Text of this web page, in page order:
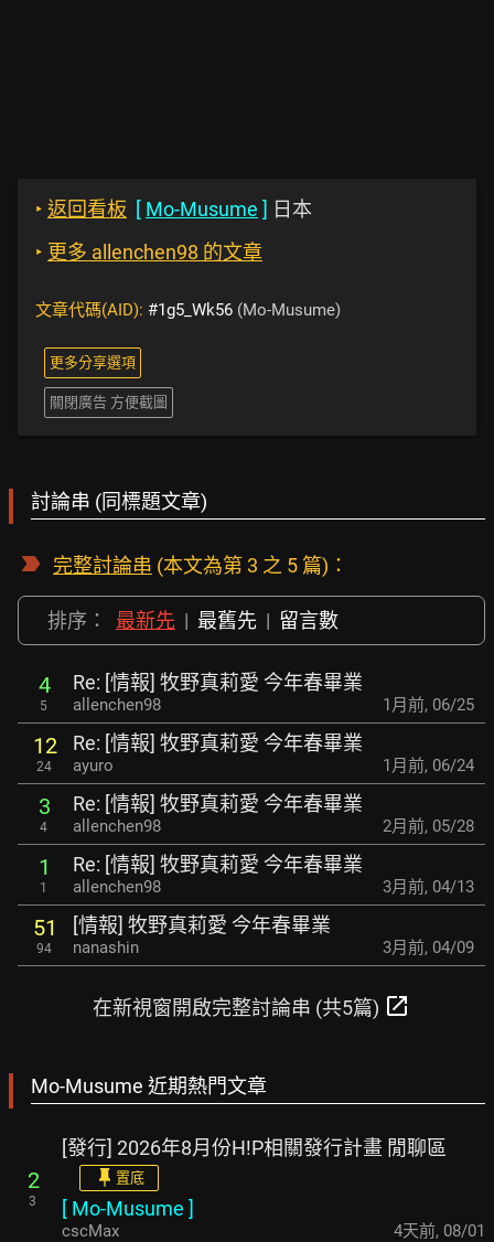
‣ 返回看板 [ Mo-Musume ] 日本
‣ 更多 allenchen98 的文章
文章代碼(AID): #1g5_Wk56 (Mo-Musume)
更多分享選項
關閉廣告 方便截圖
討論串 (同標題文章)
完整討論串 (本文為第 3 之 5 篇)：
排序： 最新先 | 最舊先 | 留言數
4
5
Re: [情報] 牧野真莉愛 今年春畢業
allenchen98 1月前, 06/25
12
24
Re: [情報] 牧野真莉愛 今年春畢業
ayuro 1月前, 06/24
3
4
Re: [情報] 牧野真莉愛 今年春畢業
allenchen98 2月前, 05/28
1
1
Re: [情報] 牧野真莉愛 今年春畢業
allenchen98 3月前, 04/13
51
94
[情報] 牧野真莉愛 今年春畢業
nanashin 3月前, 04/09
在新視窗開啟完整討論串 (共5篇) open_in_new
Mo-Musume 近期熱門文章
2
3
[發行] 2026年8月份H!P相關發行計畫 閒聊區
置底
[ Mo-Musume ]
cscMax 4天前, 08/01